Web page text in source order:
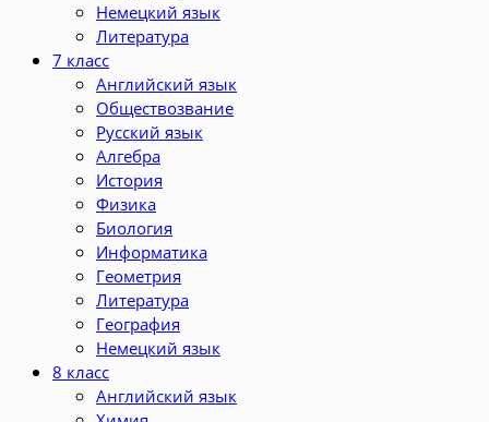
Немецкий язык
Литература
7 класс
Английский язык
Обществозвание
Русский язык
Алгебра
История
Физика
Биология
Информатика
Геометрия
Литература
География
Немецкий язык
8 класс
Английский язык